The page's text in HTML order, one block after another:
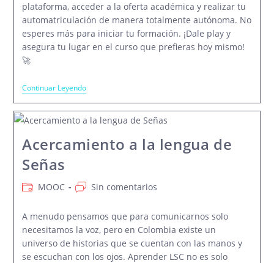
plataforma, acceder a la oferta académica y realizar tu
automatriculación de manera totalmente autónoma. No
esperes más para iniciar tu formación. ¡Dale play y
asegura tu lugar en el curso que prefieras hoy mismo!
🚀
Continuar Leyendo¿Cómo
Acceder
Los
MOOC
De
Bellas
Acercamiento a la lengua de
Señas
Categoría
la
entrada:
MOOC
Comentarios
la
entrada:
Sin comentarios
A menudo pensamos que para comunicarnos solo
necesitamos la voz, pero en Colombia existe un
universo de historias que se cuentan con las manos y
se escuchan con los ojos. Aprender LSC no es solo